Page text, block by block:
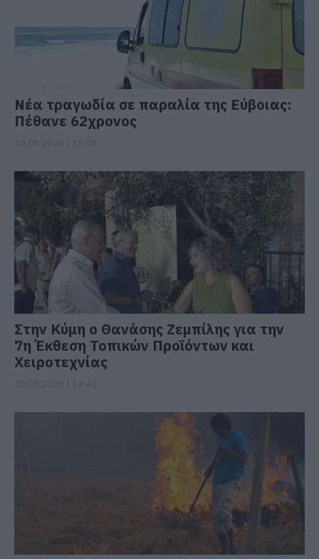
Νέα τραγωδία σε παραλία της Εύβοιας:
Πέθανε 62χρονος
Στην Κύμη ο Θανάσης Ζεμπίλης για την
7η Έκθεση Τοπικών Προϊόντων και
Χειροτεχνίας